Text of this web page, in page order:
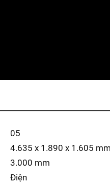
05
4.635 x 1.890 x 1.605 mm
3.000 mm
Điện